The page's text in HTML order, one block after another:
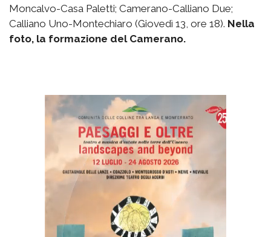
Moncalvo-Casa Paletti; Camerano-Calliano Due;
Calliano Uno-Montechiaro (Giovedì 13, ore 18). Nella
foto, la formazione del Camerano.